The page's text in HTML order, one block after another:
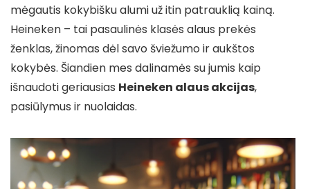
mėgautis kokybišku alumi už itin patrauklią kainą.
Heineken – tai pasaulinės klasės alaus prekės
ženklas, žinomas dėl savo šviežumo ir aukštos
kokybės. Šiandien mes dalinamės su jumis kaip
išnaudoti geriausias Heineken alaus akcijas,
pasiūlymus ir nuolaidas.